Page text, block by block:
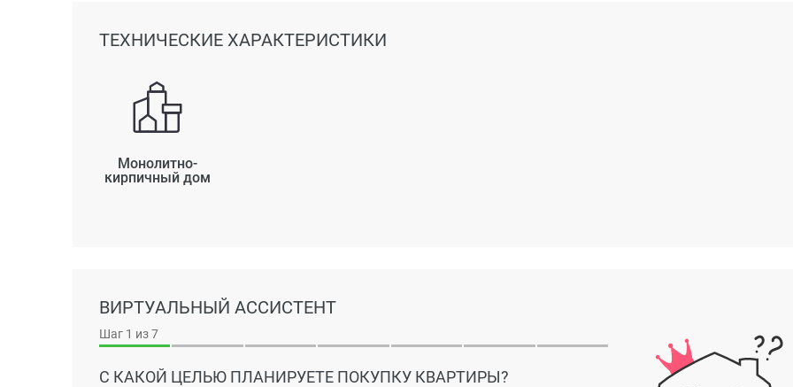
ТЕХНИЧЕСКИЕ ХАРАКТЕРИСТИКИ
Монолитно-
кирпичный дом
ВИРТУАЛЬНЫЙ АССИСТЕНТ
Шаг 1 из 7
С КАКОЙ ЦЕЛЬЮ ПЛАНИРУЕТЕ ПОКУПКУ КВАРТИРЫ?